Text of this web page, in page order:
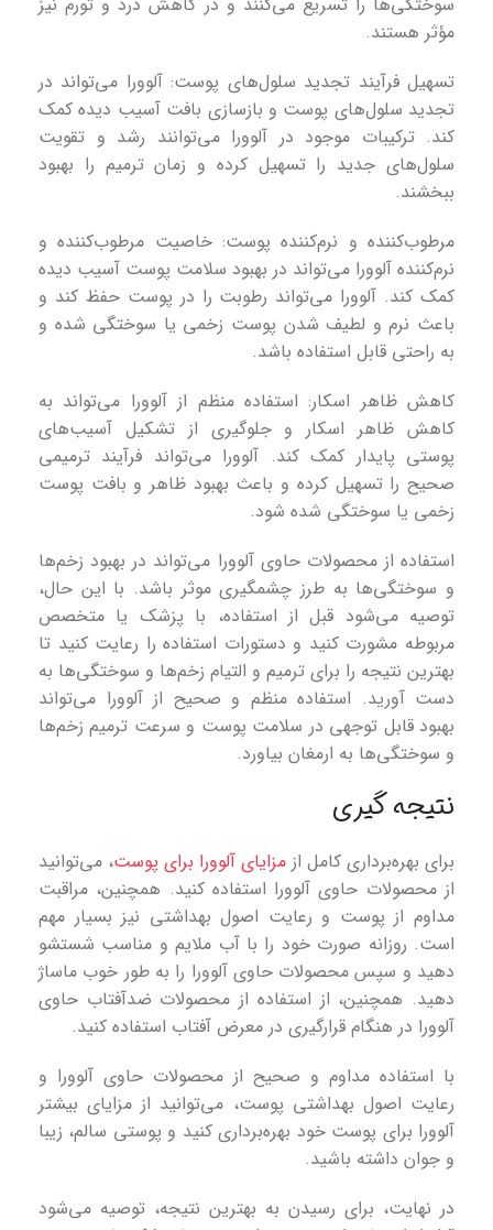
مؤثر هستند.
تسهیل فرآیند تجدید سلول‌های پوست: آلوورا می‌تواند در
تجدید سلول‌های پوست و بازسازی بافت آسیب دیده کمک
کند. ترکیبات موجود در آلوورا می‌توانند رشد و تقویت
سلول‌های جدید را تسهیل کرده و زمان ترمیم را بهبود
ببخشند.
مرطوب‌کننده و نرم‌کننده پوست: خاصیت مرطوب‌کننده و
نرم‌کننده آلوورا می‌تواند در بهبود سلامت پوست آسیب دیده
کمک کند. آلوورا می‌تواند رطوبت را در پوست حفظ کند و
باعث نرم و لطیف شدن پوست زخمی یا سوختگی شده و
به راحتی قابل استفاده باشد.
کاهش ظاهر اسکار: استفاده منظم از آلوورا می‌تواند به
کاهش ظاهر اسکار و جلوگیری از تشکیل آسیب‌های
پوستی پایدار کمک کند. آلوورا می‌تواند فرآیند ترمیمی
صحیح را تسهیل کرده و باعث بهبود ظاهر و بافت پوست
زخمی یا سوختگی شده شود.
استفاده از محصولات حاوی آلوورا می‌تواند در بهبود زخم‌ها
و سوختگی‌ها به طرز چشمگیری موثر باشد. با این حال،
توصیه می‌شود قبل از استفاده، با پزشک یا متخصص
مربوطه مشورت کنید و دستورات استفاده را رعایت کنید تا
بهترین نتیجه را برای ترمیم و التیام زخم‌ها و سوختگی‌ها به
دست آورید. استفاده منظم و صحیح از آلوورا می‌تواند
بهبود قابل توجهی در سلامت پوست و سرعت ترمیم زخم‌ها
و سوختگی‌ها به ارمغان بیاورد.
نتیجه گیری
برای بهره‌برداری کامل از مزایای آلوورا برای پوست، می‌توانید
از محصولات حاوی آلوورا استفاده کنید. همچنین، مراقبت
مداوم از پوست و رعایت اصول بهداشتی نیز بسیار مهم
است. روزانه صورت خود را با آب ملایم و مناسب شستشو
دهید و سپس محصولات حاوی آلوورا را به طور خوب ماساژ
دهید. همچنین، از استفاده از محصولات ضدآفتاب حاوی
آلوورا در هنگام قرارگیری در معرض آفتاب استفاده کنید.
با استفاده مداوم و صحیح از محصولات حاوی آلوورا و
رعایت اصول بهداشتی پوست، می‌توانید از مزایای بیشتر
آلوورا برای پوست خود بهره‌برداری کنید و پوستی سالم، زیبا
و جوان داشته باشید.
در نهایت، برای رسیدن به بهترین نتیجه، توصیه می‌شود